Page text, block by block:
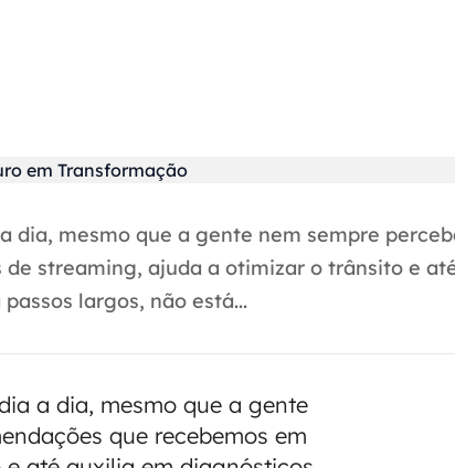
mesmo que a gente nem sempre
streaming, ajuda a otimizar o trânsito e
largos, não está...
a dia, mesmo que a gente
que recebemos em